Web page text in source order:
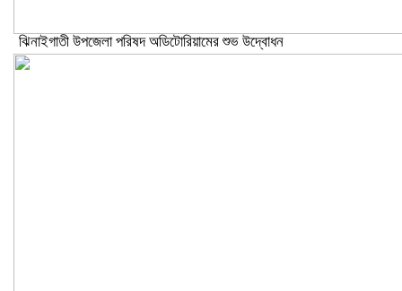
ঝিনাইগাতী উপজেলা পরিষদ অডিটোরিয়ামের শুভ উদ্বোধন